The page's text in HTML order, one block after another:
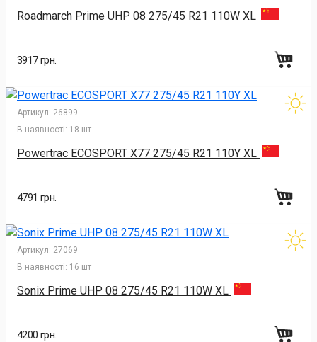
Roadmarch Prime UHP 08 275/45 R21 110W XL
3917 грн.
Артикул: 26899
В наявності: 18 шт
Powertrac ECOSPORT X77 275/45 R21 110Y XL
4791 грн.
Артикул: 27069
В наявності: 16 шт
Sonix Prime UHP 08 275/45 R21 110W XL
4200 грн.